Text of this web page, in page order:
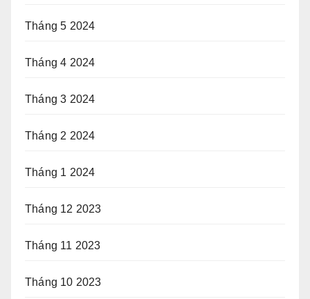
Tháng 5 2024
Tháng 4 2024
Tháng 3 2024
Tháng 2 2024
Tháng 1 2024
Tháng 12 2023
Tháng 11 2023
Tháng 10 2023